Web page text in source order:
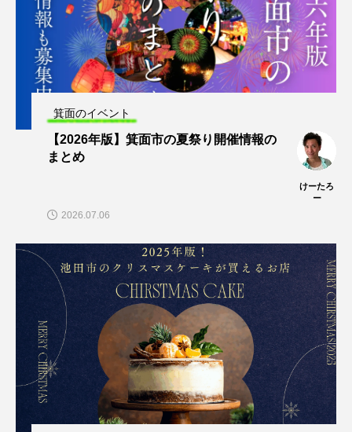
箕面のイベント
【2026年版】箕面市の夏祭り開催情報の
まとめ
けーたろ
ー
2026.07.06